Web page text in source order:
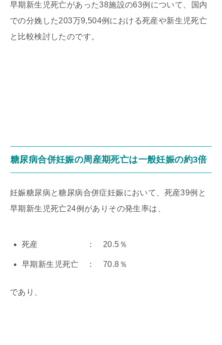
早期新生児死亡があった38施設の63例について、国内
での分娩した203万9,504例における死産や新生児死亡
と比較検討したのです。
糖尿病合併妊娠の周産期死亡は一般妊娠の約3倍
妊娠糖尿病と糖尿病合併症妊娠において、死産39例と
早期新生児死亡24例がありその発生率は、
死産 ： 20.5％
早期新生児死亡 ： 70.8％
であり、